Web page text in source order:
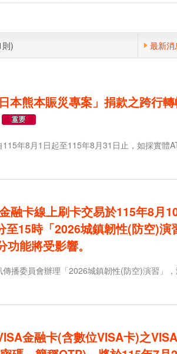
) 最新消
本熊本賑災專案」捐款之跨行
年8月1日起至115年8月31日止，如採實體
融卡線上刷卡交易於115年8月
至15時「2026城鎮韌性(防空)演
功能將受影響。
播委員會辦理「2026城鎮韌性(防空)演習」
金融卡(含數位VISA卡)之